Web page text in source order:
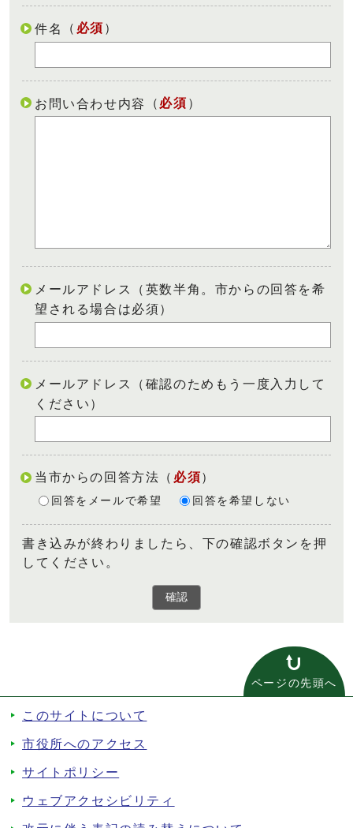
件名 （ 必須 ）
お問い合わせ内容 （ 必須 ）
メールアドレス（英数半角。市からの回答を希
望される場合は必須）
メールアドレス（確認のためもう一度入力して
ください）
当市からの回答方法 （ 必須）
回答をメールで希望 回答を希望しない
書き込みが終わりましたら、下の確認ボタンを押
してください。
確認
ページの先頭へ
このサイトについて
市役所へのアクセス
サイトポリシー
ウェブアクセシビリティ